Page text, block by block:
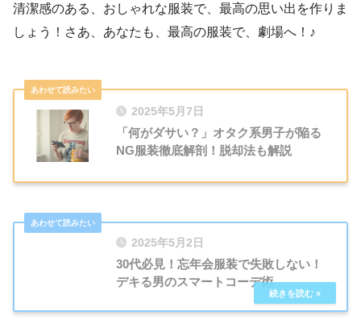
清潔感のある、おしゃれな服装で、最高の思い出を作りま
しょう！さあ、あなたも、最高の服装で、劇場へ！♪
2025年5月7日
「何がダサい？」オタク系男子が陥る
NG服装徹底解剖！脱却法も解説
2025年5月2日
30代必見！忘年会服装で失敗しない！
デキる男のスマートコーデ術